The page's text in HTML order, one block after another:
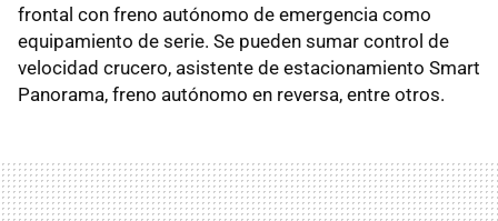
frontal con freno autónomo de emergencia como
equipamiento de serie. Se pueden sumar control de
velocidad crucero, asistente de estacionamiento Smart
Panorama, freno autónomo en reversa, entre otros.